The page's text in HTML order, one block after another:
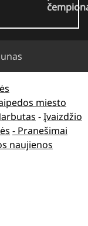
miesto
-Įvaizdžio
- Pranešimai
naujienos